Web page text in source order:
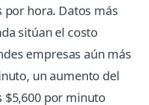
hora. Datos más
sitúan el costo
empresas aún más
un aumento del
$5,600 por minuto